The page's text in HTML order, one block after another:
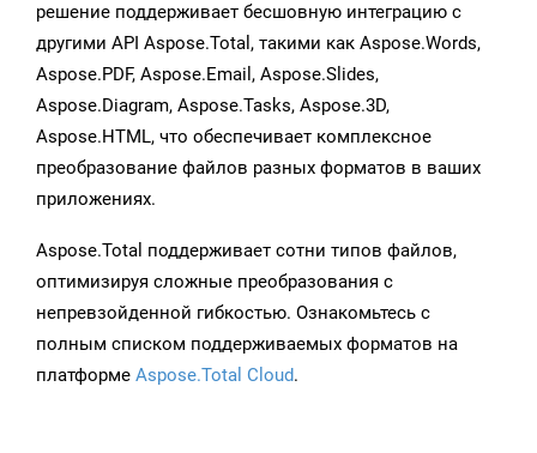
решение поддерживает бесшовную интеграцию с
другими API Aspose.Total, такими как Aspose.Words,
Aspose.PDF, Aspose.Email, Aspose.Slides,
Aspose.Diagram, Aspose.Tasks, Aspose.3D,
Aspose.HTML, что обеспечивает комплексное
преобразование файлов разных форматов в ваших
приложениях.
Aspose.Total поддерживает сотни типов файлов,
оптимизируя сложные преобразования с
непревзойденной гибкостью. Ознакомьтесь с
полным списком поддерживаемых форматов на
платформе Aspose.Total Cloud.